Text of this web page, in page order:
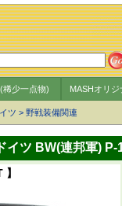
稀少一点物) MASHオリ
ツ > 野戦装備関連
ドイツ BW(連邦軍)